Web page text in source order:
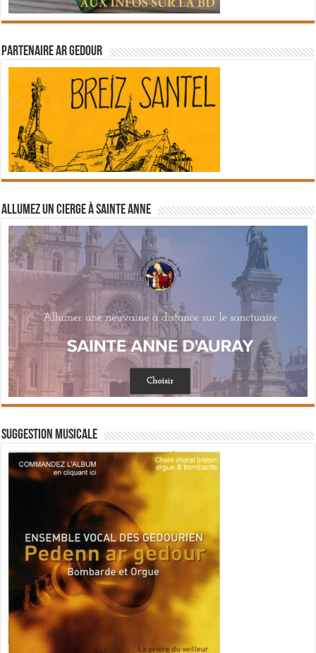
Partenaire Ar Gedour
Allumez un cierge à Sainte Anne
Suggestion musicale